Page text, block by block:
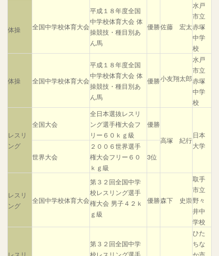
体操 全国中学校体育大会
平成１８年度全国
中学校体育大会 体
操競技・種目別あ
ん馬
優勝佐藤 宏太
水戸
市立
赤塚
中学
校
体操 全国中学校体育大会
平成１８年度全国
中学校体育大会 体
操競技・種目別あ
ん馬
優勝小友翔太郎
水戸
市立
赤塚
中学
校
レスリ
ング
全国大会
全日本選抜レスリ
ング選手権大会フ
リー６０ｋｇ級
優勝
高塚 紀行
日本
大学
世界大会
２００６世界選手
権大会フリー６０
ｋｇ級
3位
レスリ
ング
全国中学校体育大会
第３２回全国中学
校レスリング選手
権大会 男子４２ｋ
ｇ級
優勝森下 史崇
取手
市立
野々
井中
学校
第３２回全国中学
ひた
ちな